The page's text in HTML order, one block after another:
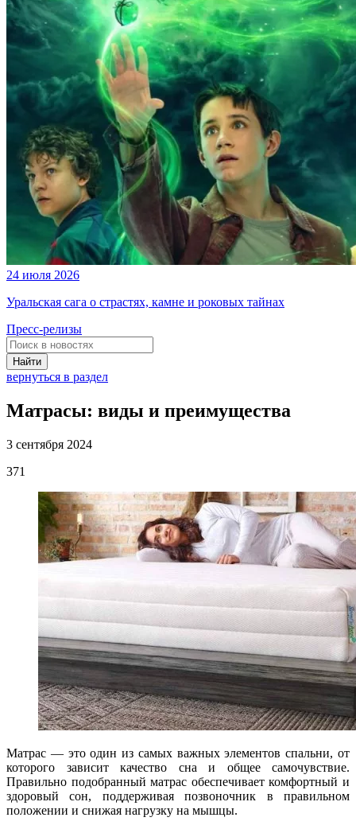
24 июля 2026
Уральская сага о страстях, камне и роковых тайнах
Пресс-релизы
Найти
вернуться в раздел
Матрасы: виды и преимущества
3 сентября 2024
371
Матрас — это один из самых важных элементов спальни, от
которого зависит качество сна и общее самочувствие.
Правильно подобранный матрас обеспечивает комфортный и
здоровый сон, поддерживая позвоночник в правильном
положении и снижая нагрузку на мышцы.